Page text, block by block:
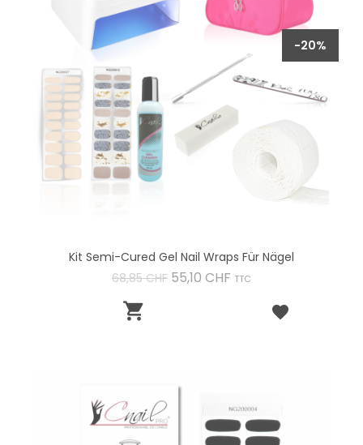
Kit Semi-Cured Gel Nail Wraps Für Nägel
Verkaufspreis
68,85 CHF
-20%
55,10 CHF Preis
TTC
